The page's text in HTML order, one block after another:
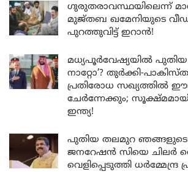
ഗുരുതരാവസ്ഥയിലെന്ന്
മുജ്തബ ഖമേനിയുടെ
പുറത്തുവിട്ട് ഇറാൻ!
മധ്യപൂർവേഷ്യയിൽ പുതിയ
നാറ്റോ’? തുർക്കി-
പ്രതിരോധ സഖ്യത്തിൽ
ചേർന്നേക്കും; സൂക്ഷ്മമായി
ഇന്ത്യ!
പുതിയ തലമുറ ഞങ്ങളുടെ
ജനറേഷൻ സിയെ ചിലർ
വെളിപ്പെടുത്തി ധർമ്മേന്ദ്ര